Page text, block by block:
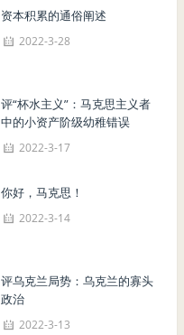
资本积累的通俗阐述
2022-3-28
评“杯水主义”：马克思主义者
中的小资产阶级幼稚错误
2022-3-17
你好，马克思！
2022-3-14
评乌克兰局势：乌克兰的寡头
政治
2022-3-13